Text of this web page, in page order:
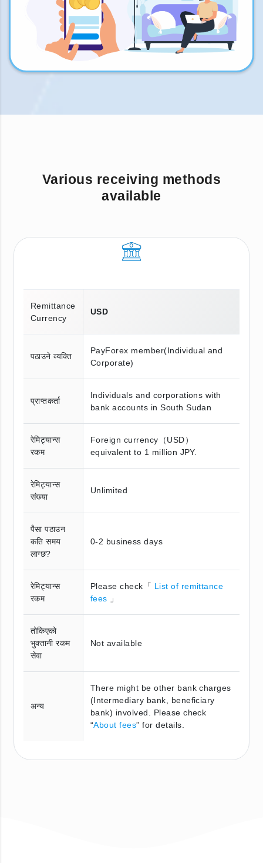
Various receiving methods
available
Remittance
Currency
USD
पठाउने व्यक्ति
PayForex member(Individual and
Corporate)
प्राप्तकर्ता
Individuals and corporations with
bank accounts in South Sudan
रेमिट्यान्स
रकम
Foreign currency（USD）
equivalent to 1 million JPY.
रेमिट्यान्स
संख्या
Unlimited
पैसा पठाउन
कति समय
लाग्छ?
0-2 business days
रेमिट्यान्स
रकम
Please check「 List of remittance
fees
」
तोकिएको
भुक्तानी रकम
सेवा
Not available
अन्य
There might be other bank charges
(Intermediary bank, beneficiary
bank) involved. Please check
“About fees” for details.